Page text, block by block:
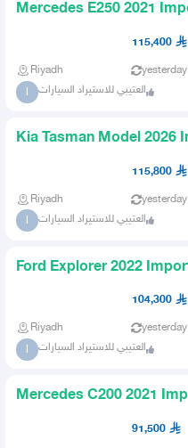
Mercedes E250 2021 Imported from
115,400
Riyadh yesterday
ا العتيبي للاستيراد السيارات
Kia Tasman Model 2026 Imported
115,800
Riyadh yesterday
ا العتيبي للاستيراد السيارات
Ford Explorer 2022 Imported from
104,300
Riyadh yesterday
ا العتيبي للاستيراد السيارات
Mercedes C200 2021 Imported from
91,500